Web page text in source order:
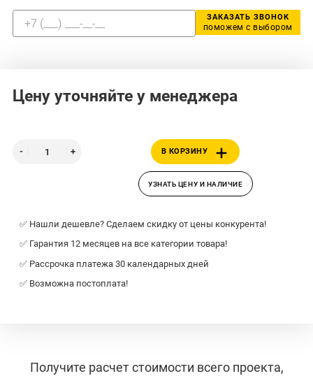
ЗАКАЗАТЬ ЗВОНОК
поможем с выбором
Цену уточняйте у менеджера
В КОРЗИНУ
УЗНАТЬ ЦЕНУ И НАЛИЧИЕ
✅ Нашли дешевле? Сделаем скидку от цены конкурента!
✅ Гарантия 12 месяцев на все категории товара!
✅ Рассрочка платежа 30 календарных дней
✅ Возможна постоплата!
Получите расчет стоимости всего проекта,